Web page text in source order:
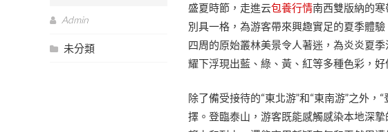
Admin
未分類
盛夏時節，走進云包養行情南西雙版納的
別具一格，為游客帶來興趣實足的夏季體
四周的原始叢林美景令人著迷，為炎炎夏
耀下浮現出藍、綠、黃、紅等多種色彩，
除了備受接待的“東北游”和“東南游”之外
擇。登臨泰山，游客既能感觸感染本地深